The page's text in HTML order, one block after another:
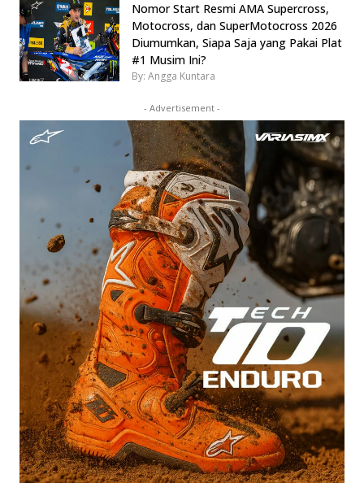
Nomor Start Resmi AMA Supercross,
Motocross, dan SuperMotocross 2026
Diumumkan, Siapa Saja yang Pakai Plat
#1 Musim Ini?
By: Angga Kuntara
- Advertisement -